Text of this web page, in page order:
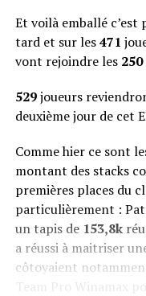
Et voilà emballé c’est
tard et sur les471
vont rejoindre les 250
529joueurs
deuxième jour de cet
Comme hier ce sont
montant des stacks
premières places du
particulièrement :
un tapis de 153,8k
a réussi à maitriser
côtoyaient